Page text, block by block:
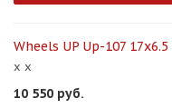
Wheels UP Up-107
x x
10 550 руб.